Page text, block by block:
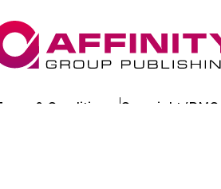
& Conditions Copyright/